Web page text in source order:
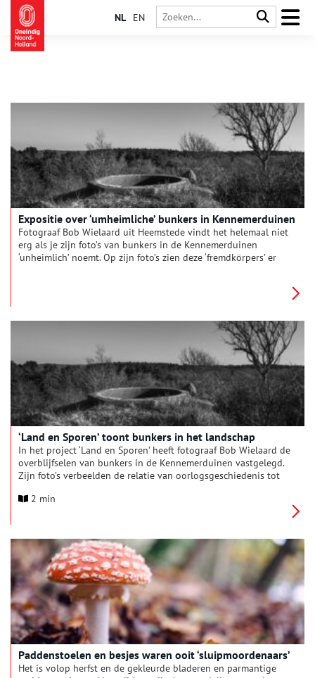
NL EN
Expositie over ‘umheimliche’ bunkers in Kennemerduinen
Fotograaf Bob Wielaard uit Heemstede vindt het helemaal niet
erg als je zijn foto’s van bunkers in de Kennemerduinen
‘unheimlich’ noemt. Op zijn foto’s zien deze ‘fremdkörpers’ er
‘Land en Sporen’ toont bunkers in het landschap
In het project ‘Land en Sporen’ heeft fotograaf Bob Wielaard de
overblijfselen van bunkers in de Kennemerduinen vastgelegd.
Zijn foto’s verbeelden de relatie van oorlogsgeschiedenis tot
crowdfunding die hij is gestart om de fotoserie te bundelen in
2 min
Paddenstoelen en besjes waren ooit ‘sluipmoordenaars’
Het is volop herfst en de gekleurde bladeren en parmantige